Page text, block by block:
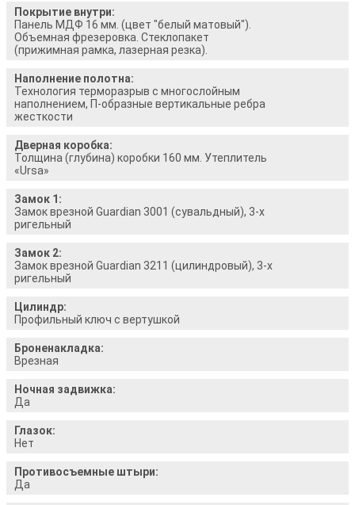
Покрытие внутри:
Панель МДФ 16 мм. (цвет "белый матовый").
Объемная фрезеровка. Стеклопакет
(прижимная рамка, лазерная резка).
Наполнение полотна:
Технология терморазрыв с многослойным
наполнением, П-образные вертикальные ребра
жесткости
Дверная коробка:
Толщина (глубина) коробки 160 мм. Утеплитель
«Ursa»
Замок 1:
Замок врезной Guardian 3001 (сувальдный), 3-х
ригельный
Замок 2:
Замок врезной Guardian 3211 (цилиндровый), 3-х
ригельный
Цилиндр:
Профильный ключ с вертушкой
Броненакладка:
Врезная
Ночная задвижка:
Да
Глазок:
Нет
Противосъемные штыри:
Да